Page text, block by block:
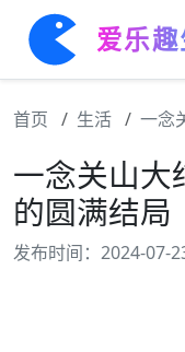
爱乐
首页 生活 一念
一念关山大
的圆满结局
发布时间：2024-07-